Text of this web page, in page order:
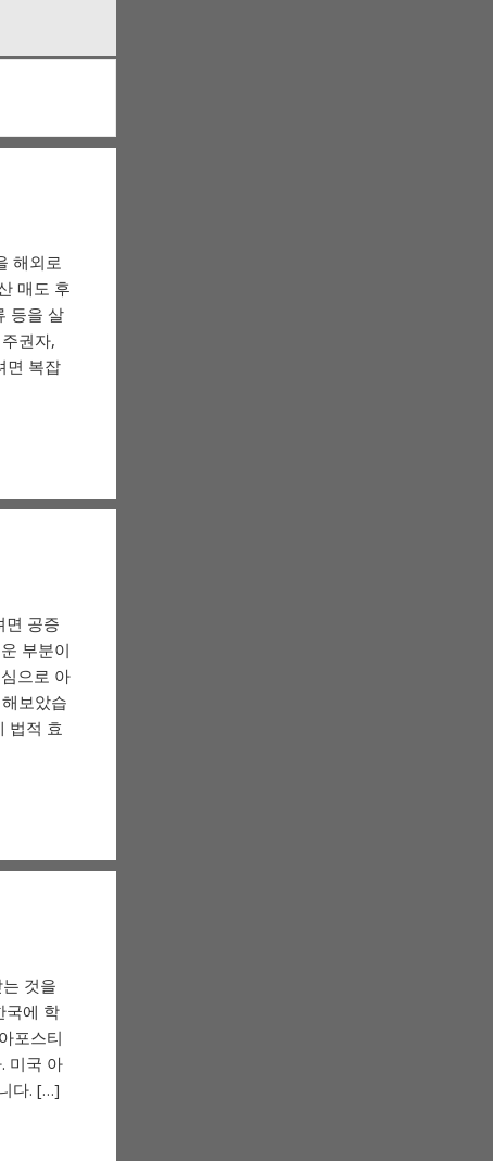
해외로
매도 후
등을 살
권자,
면 복잡
면 공증
부분이
으로 아
보았습
법적 효
것을
국에 학
포스티
미국 아
다. […]